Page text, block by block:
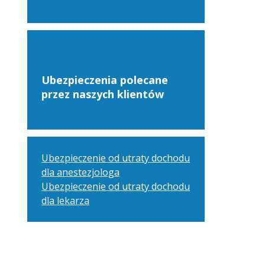
Ubezpieczenia polecane
przez naszych klientów
Ubezpieczenie od utraty dochodu
dla anestezjologa
Ubezpieczenie od utraty dochodu
dla lekarza